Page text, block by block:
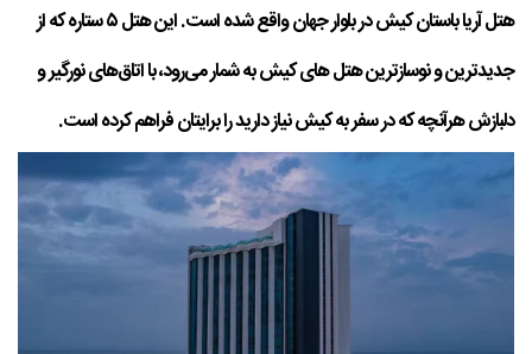
هتل آریا باستان کیش در بلوار جهان واقع شده است. این هتل ۵ ستاره که از
جدیدترین و نوسازترین هتل های کیش به شمار می‌رود، با اتاق‌های نورگیر و
دلبازش هرآنچه که در سفر به کیش نیاز دارید را برایتان فراهم کرده است.